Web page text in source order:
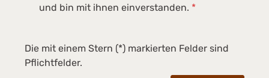
und bin mit ihnen einverstanden. *
Die mit einem Stern (*) markierten Felder sind
Pflichtfelder.